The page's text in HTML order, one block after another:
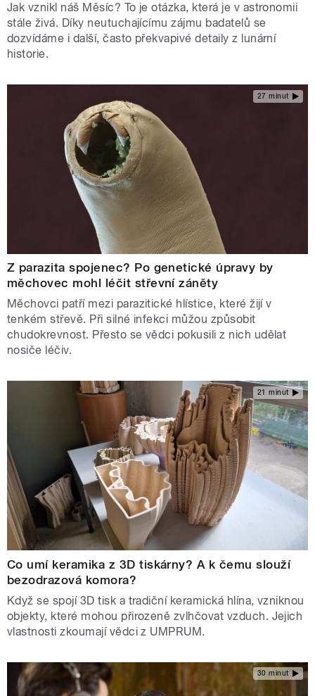
Jak vznikl náš Měsíc? To je otázka, která je v astronomii
stále živá. Díky neutuchajícímu zájmu badatelů se
dozvídáme i další, často překvapivé detaily z lunární
historie.
27 minut
Z parazita spojenec? Po genetické úpravy by
měchovec mohl léčit střevní záněty
Měchovci patří mezi parazitické hlístice, které žijí v
tenkém střevě. Při silné infekci můžou způsobit
chudokrevnost. Přesto se vědci pokusili z nich udělat
nosiče léčiv.
21 minut
Co umí keramika z 3D tiskárny? A k čemu slouží
bezodrazová komora?
Když se spojí 3D tisk a tradiční keramická hlína, vzniknou
objekty, které mohou přirozeně zvlhčovat vzduch. Jejich
vlastnosti zkoumají vědci z UMPRUM.
30 minut